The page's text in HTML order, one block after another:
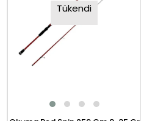
Tükendi